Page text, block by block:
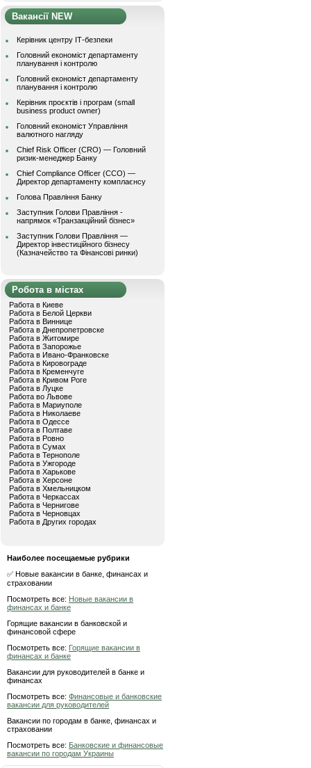
Вакансії NEW
Керівник центру ІТ-безпеки
Головний економіст департаменту
планування і контролю
Головний економіст департаменту
планування і контролю
Керівник проєктів і програм (small
business product owner)
Головний економіст Управління
валютного нагляду
Chief Risk Officer (CRO) — Головний
ризик-менеджер Банку
Chief Compliance Officer (CCO) —
Директор департаменту комплаєнсу
Голова Правління Банку
Заступник Голови Правління -
напрямок «Транзакційний бізнес»
Заступник Голови Правління —
Директор інвестиційного бізнесу
(Казначейство та Фінансові ринки)
Робота в містах
Работа в Киеве
Работа в Белой Церкви
Работа в Виннице
Работа в Днепропетровске
Работа в Житомире
Работа в Запорожье
Работа в Ивано-Франковске
Работа в Кировограде
Работа в Кременчуге
Работа в Кривом Роге
Работа в Луцке
Работа во Львове
Работа в Мариуполе
Работа в Николаеве
Работа в Одессе
Работа в Полтаве
Работа в Ровно
Работа в Сумах
Работа в Тернополе
Работа в Ужгороде
Работа в Харькове
Работа в Херсоне
Работа в Хмельницком
Работа в Черкассах
Работа в Чернигове
Работа в Черновцах
Работа в Других городах
Наиболее посещаемые рубрики
✅ Новые вакансии в банке, финансах и
страховании
Посмотреть все: Новые вакансии в
финансах и банке
Горящие вакансии в банковской и
финансовой сфере
Посмотреть все: Горящие вакансии в
финансах и банке
Вакансии для руководителей в банке и
финансах
Посмотреть все: Финансовые и банковские
вакансии для руководителей
Вакансии по городам в банке, финансах и
страховании
Посмотреть все: Банковские и финансовые
вакансии по городам Украины